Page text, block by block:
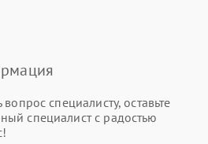
вопрос специалисту, оставьте
специалист с радостью